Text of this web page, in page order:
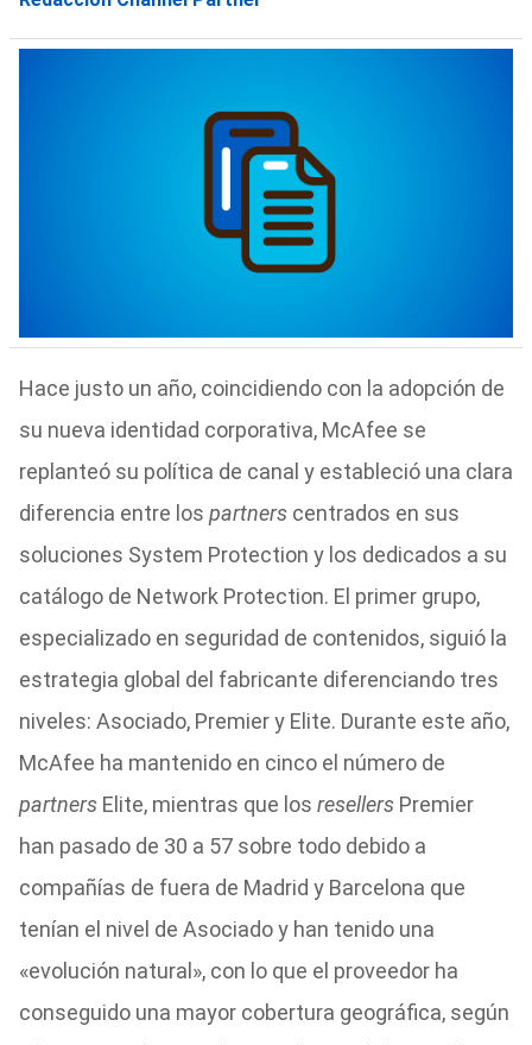
Hace justo un año, coincidiendo con la adopción de
su nueva identidad corporativa, McAfee se
replanteó su política de canal y estableció una clara
diferencia entre los partnerscentrados en sus
soluciones System Protection y los dedicados a su
catálogo de Network Protection. El primer grupo,
especializado en seguridad de contenidos, siguió la
estrategia global del fabricante diferenciando tres
niveles: Asociado, Premier y Elite. Durante este año,
McAfee ha mantenido en cinco el número de
partnersElite, mientras que los resellersPremier
han pasado de 30 a 57 sobre todo debido a
compañías de fuera de Madrid y Barcelona que
tenían el nivel de Asociado y han tenido una
«evolución natural», con lo que el proveedor ha
conseguido una mayor cobertura geográfica, según